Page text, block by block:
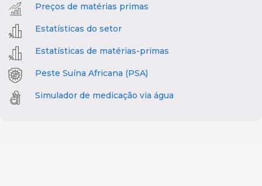
Preços de matérias primas
Estatísticas do setor
Estatísticas de matérias-primas
Peste Suína Africana (PSA)
Simulador de medicação via água